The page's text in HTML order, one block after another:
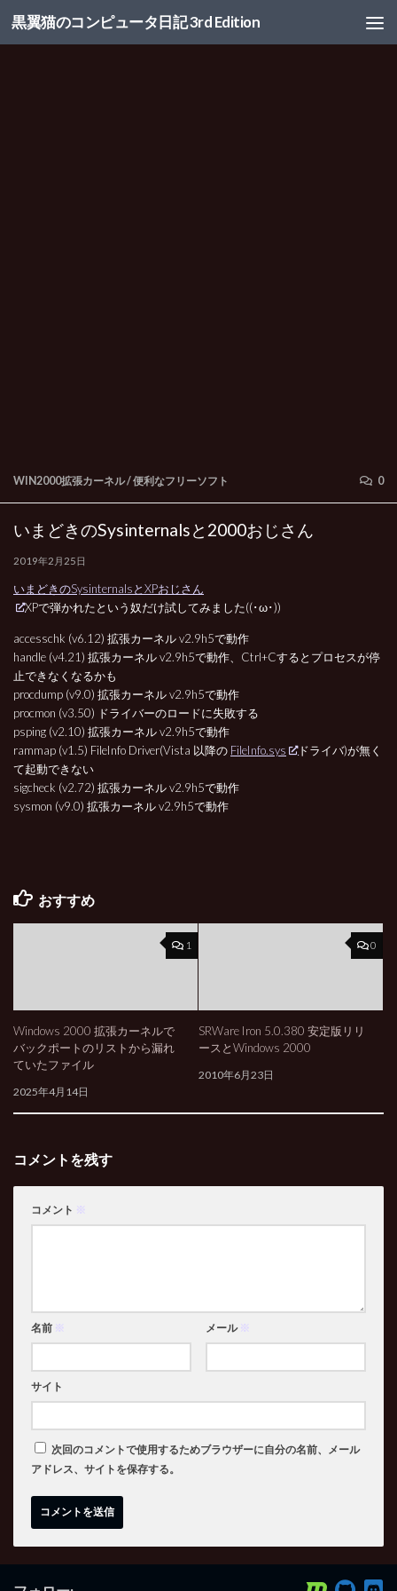
コンテンツへスキップ
黒翼猫のコンピュータ日記 3rd Edition
WIN2000拡張カーネル/便利なフリーソフト 0
いまどきのSysinternalsと2000おじさん
2019年2月25日
いまどきのSysinternalsとXPおじさん
XPで弾かれたという奴だけ試してみました((･ω･))
accesschk (v6.12) 拡張カーネル v2.9h5で動作
handle (v4.21) 拡張カーネル v2.9h5で動作、Ctrl+Cするとプロセスが停
止できなくなるかも
procdump (v9.0) 拡張カーネル v2.9h5で動作
procmon (v3.50) ドライバーのロードに失敗する
psping (v2.10) 拡張カーネル v2.9h5で動作
rammap (v1.5) FileInfo Driver(Vista 以降の FileInfo.sys
ドライバ)が無く
て起動できない
sigcheck (v2.72) 拡張カーネル v2.9h5で動作
sysmon (v9.0) 拡張カーネル v2.9h5で動作
おすすめ
1
Windows 2000 拡張カーネルで
バックポートのリストから漏れ
ていたファイル
2025年4月14日
0
SRWare Iron 5.0.380 安定版リリ
ースとWindows 2000
2010年6月23日
コメントを残す
コメント ※
名前 ※ メール ※
サイト
次回のコメントで使用するためブラウザーに自分の名前、メール
アドレス、サイトを保存する。